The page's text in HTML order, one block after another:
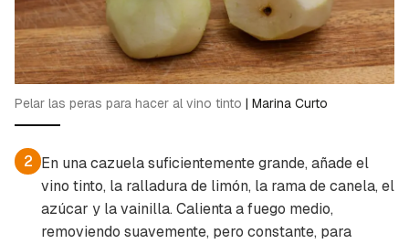
Pelar las peras para hacer al vino tinto | Marina Curto
2 En una cazuela suficientemente grande, añade el
vino tinto, la ralladura de limón, la rama de canela, el
azúcar y la vainilla. Calienta a fuego medio,
removiendo suavemente, pero constante, para